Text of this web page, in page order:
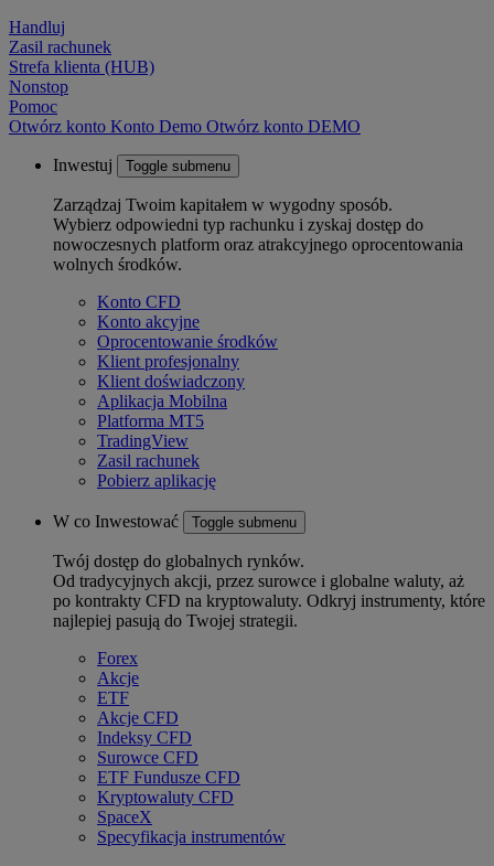
Handluj
Zasil rachunek
Strefa klienta (HUB)
Nonstop
Pomoc
Otwórz konto Konto Demo Otwórz konto DEMO
Inwestuj Toggle submenu
Zarządzaj Twoim kapitałem w wygodny sposób.
Wybierz odpowiedni typ rachunku i zyskaj dostęp do
nowoczesnych platform oraz atrakcyjnego oprocentowania
wolnych środków.
Konto CFD
Konto akcyjne
Oprocentowanie środków
Klient profesjonalny
Klient doświadczony
Aplikacja Mobilna
Platforma MT5
TradingView
Zasil rachunek
Pobierz aplikację
W co Inwestować Toggle submenu
Twój dostęp do globalnych rynków.
Od tradycyjnych akcji, przez surowce i globalne waluty, aż
po kontrakty CFD na kryptowaluty. Odkryj instrumenty, które
najlepiej pasują do Twojej strategii.
Forex
Akcje
ETF
Akcje CFD
Indeksy CFD
Surowce CFD
ETF Fundusze CFD
Kryptowaluty CFD
SpaceX
Specyfikacja instrumentów